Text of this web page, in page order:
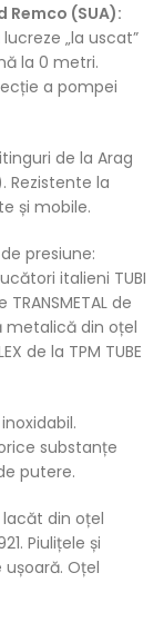
(SUA):
„la uscat”
la 0 metri.
a pompei
de la Arag
Rezistente la
și mobile.
presiune:
italieni TUBI
de
metalică din oțel
de la TPM TUBE
substanțe
putere.
lacăt din oțel
Piulițele și
Oțel